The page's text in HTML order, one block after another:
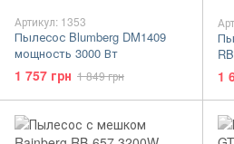
Артикул: 1353
Пылесос Blumberg DM1409
мощность 3000 Вт
1 757 грн 1 849 грн 1